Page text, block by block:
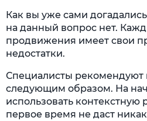
Как вы уже сами
на данный вопрос нет.
продвижения имеет свои
недостатки.
Специалисты рекомендуют
следующим образом. На
использовать контекстную
первое время не даст